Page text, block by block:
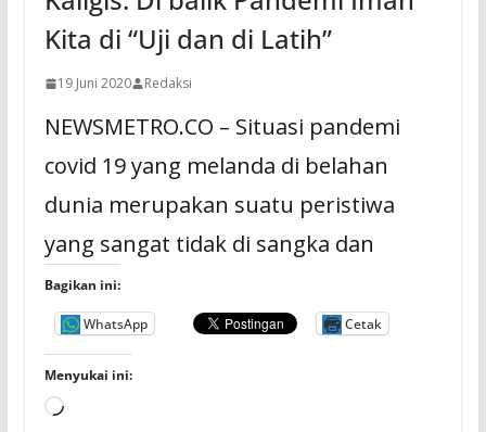
Kita di “Uji dan di Latih”
19 Juni 2020 Redaksi
NEWSMETRO.CO – Situasi pandemi
covid 19 yang melanda di belahan
dunia merupakan suatu peristiwa
yang sangat tidak di sangka dan
Bagikan ini:
WhatsApp Cetak
Menyukai ini:
M